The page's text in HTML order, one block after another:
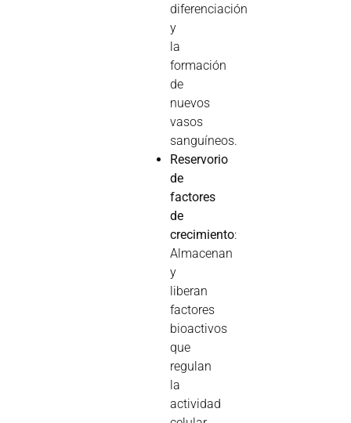
diferenciación
y
la
formación
de
nuevos
vasos
sanguíneos.
Reservorio
de
factores
de
crecimiento:
Almacenan
y
liberan
factores
bioactivos
que
regulan
la
actividad